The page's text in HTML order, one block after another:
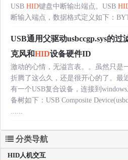
USB HID键盘中断输出端点。USB
断输入端点，数据格式定义如下：
USB通用父驱动usbccgp.sys的
克风和HID设备硬件ID
激动的心情，无溢言表。。虽然只是
折腾了这么久，还是很开心的了。最
有一个USB复合设备，连接到
备树如下：USB Composite
......
分类导航
HID人机交互